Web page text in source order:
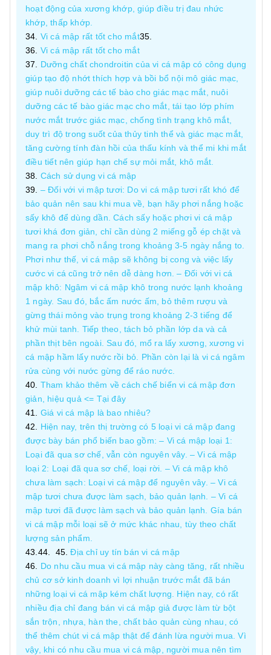
hoạt động của xương khớp, giúp điều trị đau nhức
khớp, thấp khớp.
Vi cá mập rất tốt cho mắt
Vi cá mập rất tốt cho mắt
Dưỡng chất chondroitin của vi cá mập có công dụng
giúp tạo độ nhớt thích hợp và bồi bổ nội mô giác mạc,
giúp nuôi dưỡng các tế bào cho giác mạc mắt, nuôi
dưỡng các tế bào giác mạc cho mắt, tái tạo lớp phím
nước mắt trước giác mạc, chống tình trạng khô mắt,
duy trì độ trong suốt của thủy tinh thể và giác mạc mắt,
tăng cường tính đàn hồi của thấu kính và thể mi khi mắt
điều tiết nên giúp hạn chế sự mỏi mắt, khô mắt.
Cách sử dụng vi cá mập
– Đối với vi mập tươi: Do vi cá mập tươi rất khó để
bảo quản nên sau khi mua về, bạn hãy phơi nắng hoặc
sấy khô để dùng dần. Cách sấy hoặc phơi vi cá mập
tươi khá đơn giản, chỉ cần dùng 2 miếng gỗ ép chặt và
mang ra phơi chỗ nắng trong khoảng 3-5 ngày nắng to.
Phơi như thế, vi cá mập sẽ không bị cong và việc lấy
cước vi cá cũng trở nên dễ dàng hơn. – Đối với vi cá
mập khô: Ngâm vi cá mập khô trong nước lạnh khoảng
1 ngày. Sau đó, bắc ấm nước ấm, bỏ thêm rượu và
gừng thái mỏng vào trụng trong khoảng 2-3 tiếng để
khử mùi tanh. Tiếp theo, tách bỏ phần lớp da và cả
phần thịt bên ngoài. Sau đó, mổ ra lấy xương, xương vi
cá mập hầm lấy nước rồi bỏ. Phần còn lại là vi cá ngâm
rửa cùng với nước gừng để ráo nước.
Tham khảo thêm về cách chế biến vi cá mập đơn
giản, hiệu quả <= Tại đây
Giá vi cá mập là bao nhiêu?
Hiện nay, trên thị trường có 5 loại vi cá mập đang
được bày bán phổ biến bao gồm: – Vi cá mập loại 1:
Loại đã qua sơ chế, vẫn còn nguyên vây. – Vi cá mập
loại 2: Loại đã qua sơ chế, loại rời. – Vi cá mập khô
chưa làm sạch: Loại vi cá mập để nguyên vây. – Vi cá
mập tươi chưa được làm sạch, bảo quản lạnh. – Vi cá
mập tươi đã được làm sạch và bảo quản lạnh. Gía bán
vi cá mập mỗi loại sẽ ở mức khác nhau, tùy theo chất
lượng sản phẩm.
Địa chỉ uy tín bán vi cá mập
Do nhu cầu mua vi cá mập này càng tăng, rất nhiều
chủ cơ sở kinh doanh vì lợi nhuận trước mắt đã bán
những loại vi cá mập kém chất lượng. Hiện nay, có rất
nhiều địa chỉ đang bán vi cá mập giả được làm từ bột
sắn trộn, nhựa, hàn the, chất bảo quản cùng nhau, có
thể thêm chút vi cá mập thật để đánh lừa người mua. Vì
vậy, khi có nhu cầu mua vi cá mập, người mua nên tìm